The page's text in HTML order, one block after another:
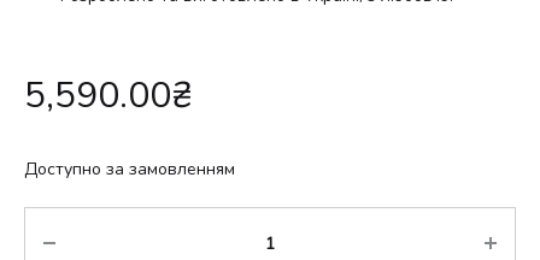
5,590.00₴
Доступно за замовленням